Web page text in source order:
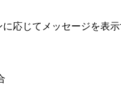
応じてメッセージを表